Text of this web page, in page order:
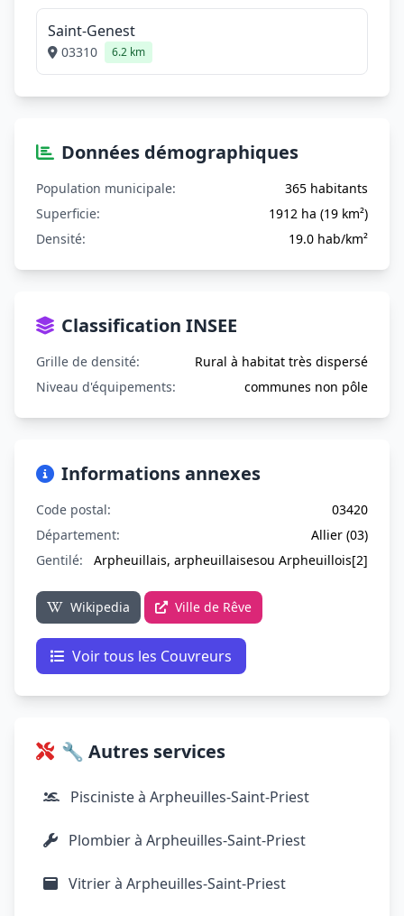
Saint-Genest
03310 6.2 km
Données démographiques
Population municipale:
365 habitants
Superficie:
1912 ha (19 km²)
Densité:
19.0 hab/km²
Classification INSEE
Grille de densité:
Rural à habitat très dispersé
Niveau d'équipements:
communes non pôle
Informations annexes
Code postal:
03420
Département:
Allier (03)
Gentilé:
Arpheuillais, arpheuillaisesou Arpheuillois[2]
Wikipedia Ville de Rêve
Voir tous les Couvreurs
🔧 Autres services
Pisciniste à Arpheuilles-Saint-Priest
Plombier à Arpheuilles-Saint-Priest
Vitrier à Arpheuilles-Saint-Priest